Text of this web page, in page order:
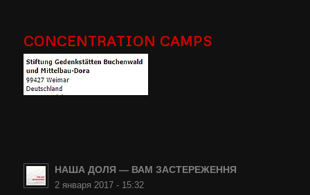
CONCENTRATION CAMPS
НАША ДОЛЯ — ВАМ ЗАСТЕРЕЖЕННЯ
2 января 2017 - 15:32